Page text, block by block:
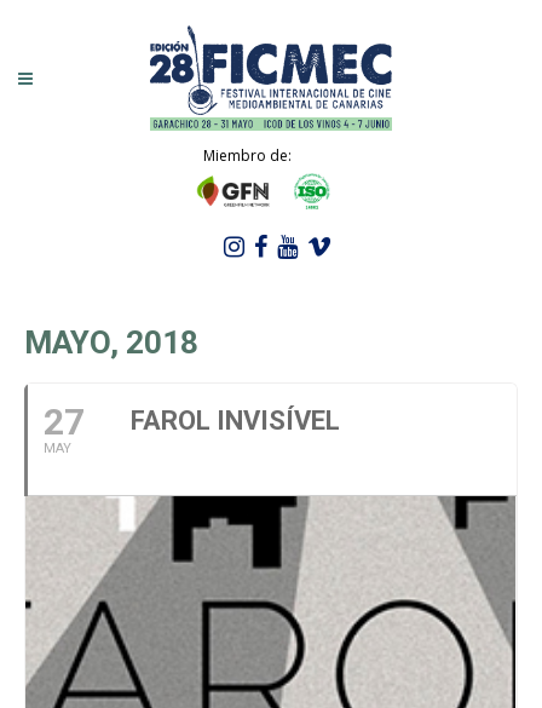
Miembro de:
MAYO, 2018
27
MAY
FAROL INVISÍVEL